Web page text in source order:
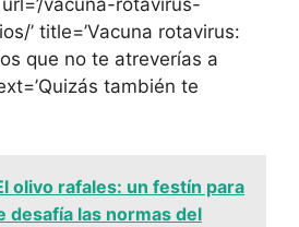
’ title=’Vacuna rotavirus:
que no te atreverías a
también te
olivo rafales: un festín para
desafía las normas del